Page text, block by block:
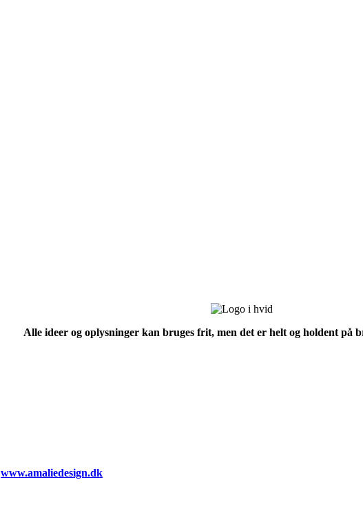
Alle ideer og oplysninger kan bruges frit, men det er helt og holdent på
www.amaliedesign.dk